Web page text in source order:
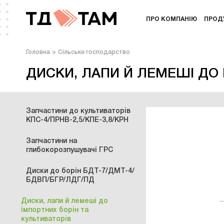
ПРО КОМПАНІЮ
Головна Сільське господарство
ДИСКИ, ЛАПИ Й ЛЕМЕШІ ДО
Запчастини до культиваторів
КПС-4/ПРНВ-2,5/КПЕ-3,8/КРН
Запчастини на
глибокорозпушувачі ГРС
Диски до борін БДТ-7/ДМТ-4/
БДВП/БГР/ЛДГ/ПД
Диски, лапи й лемеші до
імпортних борін та
культиваторів